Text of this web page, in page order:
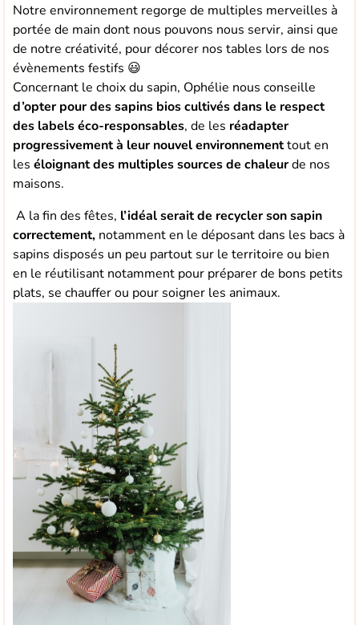
Notre environnement regorge de multiples merveilles à
portée de main dont nous pouvons nous servir, ainsi que
de notre créativité, pour décorer nos tables lors de nos
évènements festifs 😃
Concernant le choix du sapin, Ophélie nous conseille
d’opter pour des sapins bios cultivésdans le respect
des labels éco-responsables, de les réadapter
progressivement à leur nouvel environnementtout en
leséloignant des multiples sources de chaleurde nos
maisons.
A la fin des fêtes, l’idéal serait de recycler son sapin
correctement, notamment en le déposant dans les bacs à
sapins disposés un peu partout sur le territoire ou bien
en le réutilisant notamment pour préparer de bons petits
plats, se chauffer ou pour soigner les animaux.